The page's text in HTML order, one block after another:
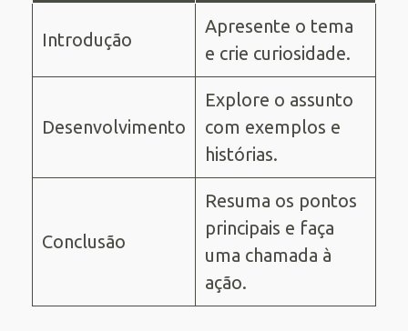
Introdução
Apresente o tema
e crie curiosidade.
Desenvolvimento
Explore o assunto
com exemplos e
histórias.
Conclusão
Resuma os pontos
principais e faça
uma chamada à
ação.